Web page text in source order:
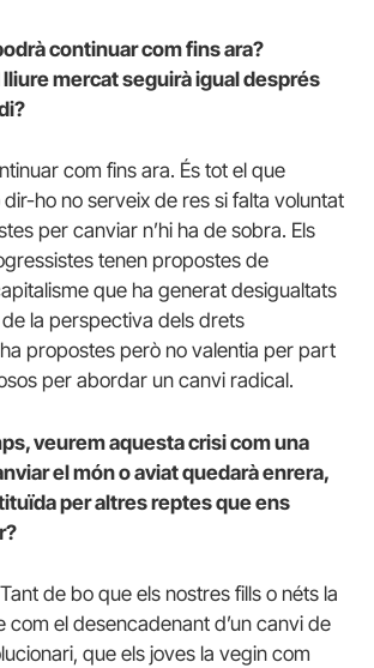
continuar com fins ara?
lliure mercat seguirà igual després
com fins ara. És tot el que
ho no serveix de res si falta voluntat
per canviar n’hi ha de sobra. Els
tenen propostes de
que ha generat desigualtats
la perspectiva dels drets
propostes però no valentia per part
per abordar un canvi radical.
veurem aquesta crisi com una
el món o aviat quedarà enrera,
per altres reptes que ens
de bo que els nostres fills o néts la
com el desencadenant d’un canvi de
que els joves la vegin com